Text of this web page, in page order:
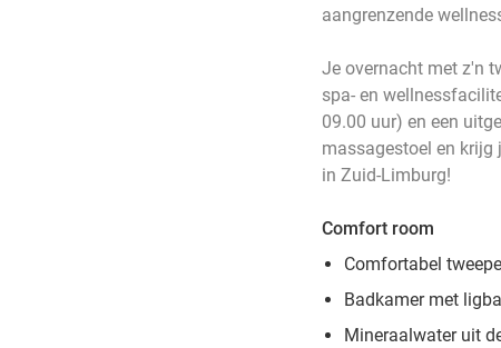
aangrenzende
Je overnacht met z'n
spa- en
09.00 uur) en een
massagestoel en krijg
in Zuid-Limburg!
Comfort room
Comfortabel
Badkamer met
Mineraalwater uit